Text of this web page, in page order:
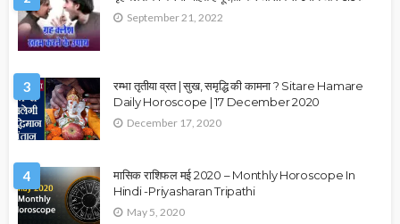
September 21, 2022
3
रम्भा तृतीया व्रत | सुख, समृद्धि की कामना ? Sitare Hamare
Daily Horoscope | 17 December 2020
December 17, 2020
4
मासिक राशिफल मई 2020 – Monthly Horoscope In
Hindi -Priyasharan Tripathi
May 5, 2020